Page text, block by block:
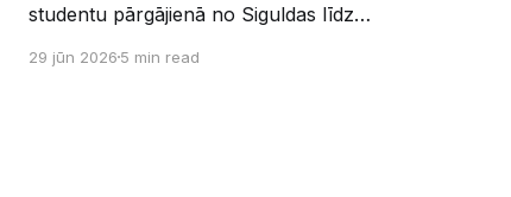
studentu pārgājienā no Siguldas līdz
bet gan kopīgs vasaras piedzīvojums dabā.
29 jūn 20265 min read